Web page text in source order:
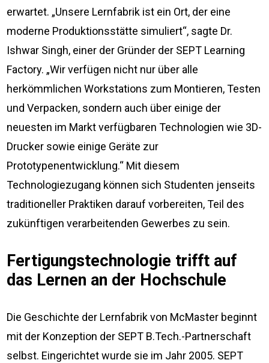
erwartet. „Unsere Lernfabrik ist ein Ort, der eine
moderne Produktionsstätte simuliert“, sagte Dr.
Ishwar Singh, einer der Gründer der SEPT Learning
Factory. „Wir verfügen nicht nur über alle
herkömmlichen Workstations zum Montieren, Testen
und Verpacken, sondern auch über einige der
neuesten im Markt verfügbaren Technologien wie 3D-
Drucker sowie einige Geräte zur
Prototypenentwicklung.“ Mit diesem
Technologiezugang können sich Studenten jenseits
traditioneller Praktiken darauf vorbereiten, Teil des
zukünftigen verarbeitenden Gewerbes zu sein.
Fertigungstechnologie trifft auf
das Lernen an der Hochschule
Die Geschichte der Lernfabrik von McMaster beginnt
mit der Konzeption der SEPT B.Tech.-Partnerschaft
selbst. Eingerichtet wurde sie im Jahr 2005. SEPT